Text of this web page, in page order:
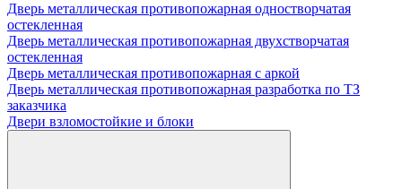
Дверь металлическая противопожарная одностворчатая
остекленная
Дверь металлическая противопожарная двухстворчатая
остекленная
Дверь металлическая противопожарная с аркой
Дверь металлическая противопожарная разработка по ТЗ
заказчика
Двери взломостойкие и блоки